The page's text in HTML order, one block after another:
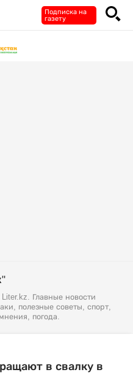
Подписка на
газету
Главные новости
полезные советы, спорт,
погода.
в свалку в